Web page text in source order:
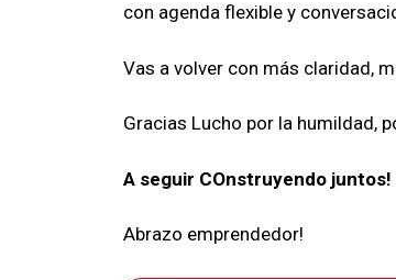
con agenda flexible y
Vas a volver con más claridad,
Gracias Lucho por la humildad,
A seguir COnstruyendo juntos!
Abrazo emprendedor!